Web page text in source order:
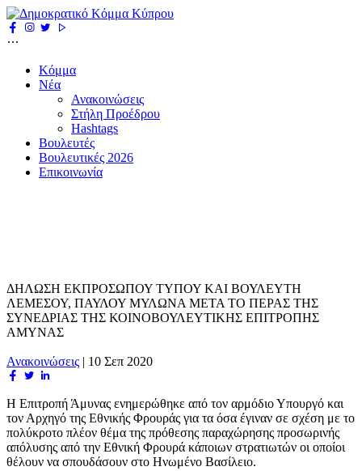
Κόμμα
Νέα
Ανακοινώσεις
Στήλη Προέδρου
Hashtags
Βουλευτές
Βουλευτικές 2026
Επικοινωνία
ΔΗΛΩΣΗ ΕΚΠΡΟΣΩΠΟΥ ΤΥΠΟΥ ΚΑΙ ΒΟΥΛΕΥΤΗ
ΛΕΜΕΣΟΥ, ΠΑΥΛΟΥ ΜΥΛΩΝΑ ΜΕΤΑ ΤΟ ΠΕΡΑΣ ΤΗΣ
ΣΥΝΕΔΡΙΑΣ ΤΗΣ ΚΟΙΝΟΒΟΥΛΕΥΤΙΚΗΣ ΕΠΙΤΡΟΠΗΣ
ΑΜΥΝΑΣ
Ανακοινώσεις | 10 Σεπ 2020
Η Επιτροπή Άμυνας ενημερώθηκε από τον αρμόδιο Υπουργό και
τον Αρχηγό της Εθνικής Φρουράς για τα όσα έγιναν σε σχέση με το
πολύκροτο πλέον θέμα της πρόθεσης παραχώρησης προσωρινής
απόλυσης από την Εθνική Φρουρά κάποιων στρατιωτών οι οποίοι
θέλουν να σπουδάσουν στο Ηνωμένο Βασίλειο.